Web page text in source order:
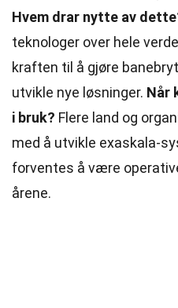
Hvem drar nytte av
teknologer over hele
kraften til å gjøre
utvikle nye løsninger. Når
i bruk? Flere land og
med å utvikle exaskala-
forventes å være
årene.